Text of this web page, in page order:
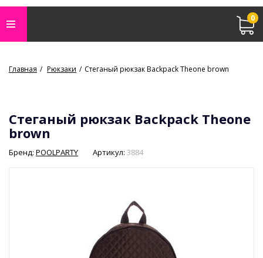
0
Главная Рюкзаки Стеганый рюкзак Backpack Theone brown
Стеганый рюкзак Backpack Theone
brown
Бренд: POOLPARTY Артикул: 3884